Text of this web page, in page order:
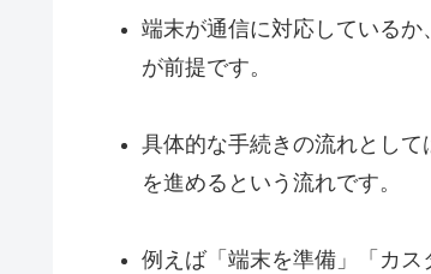
端末が通信に対応している
が前提です。
具体的な手続きの流れとし
を進めるという流れです。
例えば「端末を準備」「カス